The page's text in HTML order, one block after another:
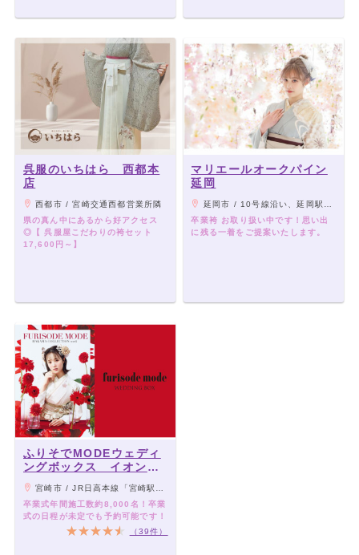
呉服のいちはら 西都本
店
西都市 / 宮崎交通西都営業所隣
県の真ん中にあるから好アクセス
◎【 呉服屋こだわりの袴セット
17,600円～】
マリエールオークパイン
延岡
延岡市 / 10号線沿い、延岡駅から車で７分。
卒業袴 お取り扱い中です！思い出
に残る一着をご提案いたします。
ふりそでMODEウェディ
ングボックス イオンモ
ール宮崎店
宮崎市 / JR日高本線「宮崎駅」より車10分
卒業式年間施工数約8,000名！卒業
式の日程が未定でも予約可能です！
（39件）